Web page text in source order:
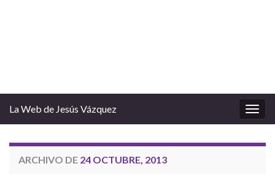
la
La Web de Jesús Vázquez
ARCHIVO DE 24 OCTUBRE, 2013